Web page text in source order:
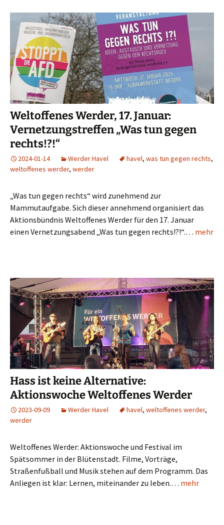
Weltoffenes Werder, 17. Januar:
Vernetzungstreffen „Was tun gegen
rechts!?!“
2024-01-14 Werder Havel havel, was tun gegen rechts,
weltoffenes werder, werder
„Was tun gegen rechts“ wird zunehmend zur
Mammutaufgabe. Sich dieser annehmend organisiert das
Aktionsbündnis Weltoffenes Werder für den 17. Januar
einen Vernetzungsabend „Was tun gegen rechts!?!“.… mehr
Hass ist keine Alternative:
Aktionswoche Weltoffenes Werder
2023-09-09 Werder Havel havel, weltoffenes werder,
werder
Weltoffenes Werder: Aktionswoche und Festival im
Spätsommer in der Blütenstadt. Filme, Vorträge,
Straßenfußball und Musik stehen auf dem Programm. Das
Anliegen ist klar: Lernen, miteinander zu leben.… mehr